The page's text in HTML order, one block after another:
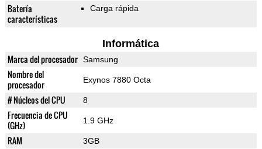
Batería
características
Carga rápida
Informática
Marca del procesador Samsung
Nombre del
procesador
Exynos 7880 Octa
# Núcleos del CPU 8
Frecuencia de CPU
(GHz)
1.9 GHz
RAM 3GB